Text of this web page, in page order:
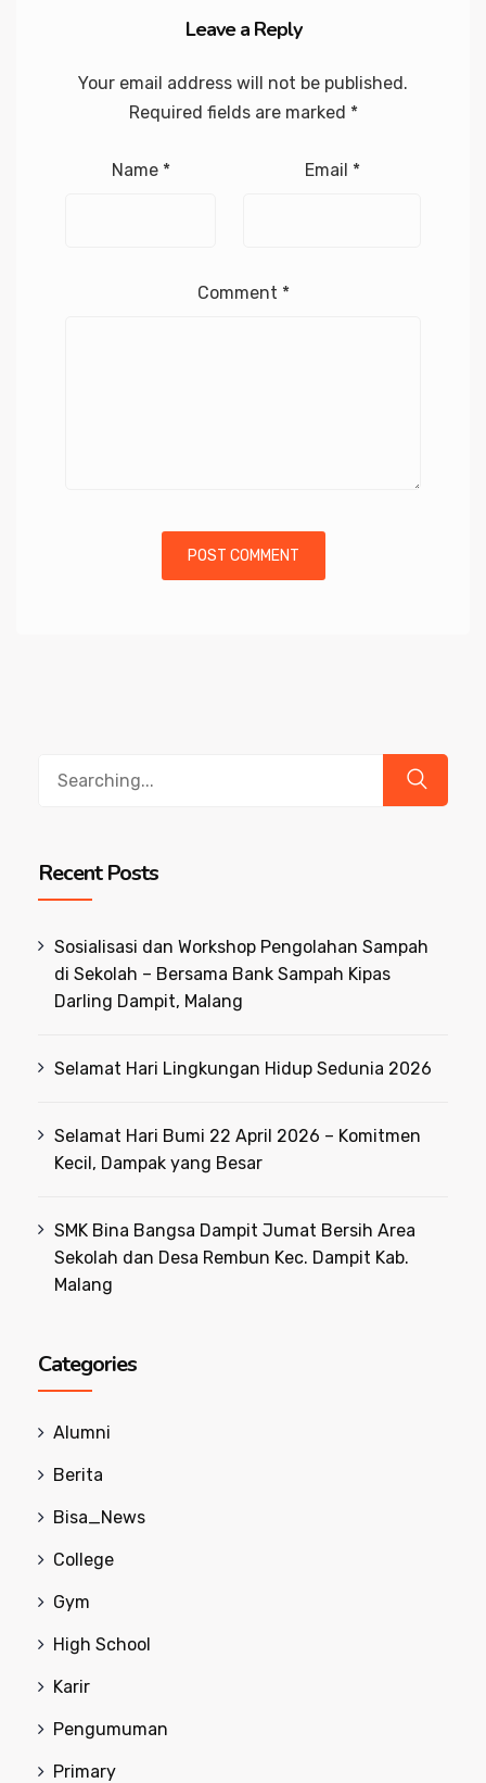
Leave a Reply
Your email address will not be published.
Required fields are marked *
Name * Email *
Comment *
Recent Posts
Sosialisasi dan Workshop Pengolahan Sampah
di Sekolah – Bersama Bank Sampah Kipas
Darling Dampit, Malang
Selamat Hari Lingkungan Hidup Sedunia 2026
Selamat Hari Bumi 22 April 2026 – Komitmen
Kecil, Dampak yang Besar
SMK Bina Bangsa Dampit Jumat Bersih Area
Sekolah dan Desa Rembun Kec. Dampit Kab.
Malang
Categories
Alumni
Berita
Bisa_News
College
Gym
High School
Karir
Pengumuman
Primary